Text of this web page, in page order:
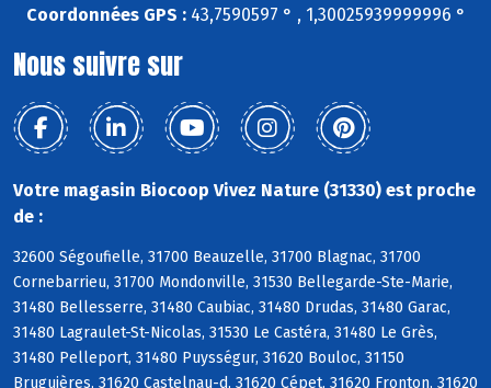
Coordonnées GPS :43,7590597 ° , 1,30025939999996 °
Nous suivre sur
Votre magasin Biocoop Vivez Nature (31330) est proche
de :
32600 Ségoufielle, 31700 Beauzelle, 31700 Blagnac, 31700
Cornebarrieu, 31700 Mondonville, 31530 Bellegarde-Ste-Marie,
31480 Bellesserre, 31480 Caubiac, 31480 Drudas, 31480 Garac,
31480 Lagraulet-St-Nicolas, 31530 Le Castéra, 31480 Le Grès,
31480 Pelleport, 31480 Puysségur, 31620 Bouloc, 31150
Bruguières, 31620 Castelnau-d, 31620 Cépet, 31620 Fronton, 31620